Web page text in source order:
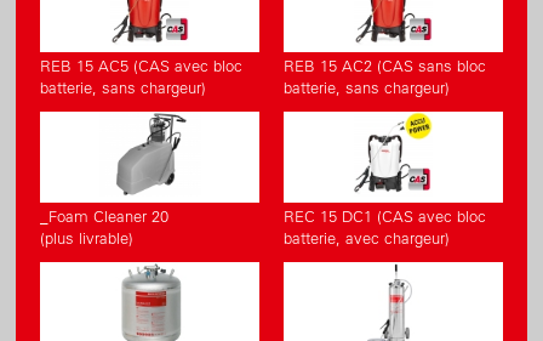
REB 15 AC5 (CAS avec bloc
batterie, sans chargeur)
REB 15 AC2 (CAS sans bloc
batterie, sans chargeur)
_Foam Cleaner 20
(plus livrable)
REC 15 DC1 (CAS avec bloc
batterie, avec chargeur)